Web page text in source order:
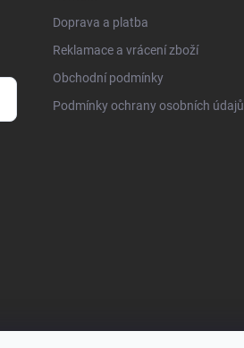
Doprava a platba
Reklamace a vrácení zboží
Obchodní podmínky
Podmínky ochrany osobních údajů